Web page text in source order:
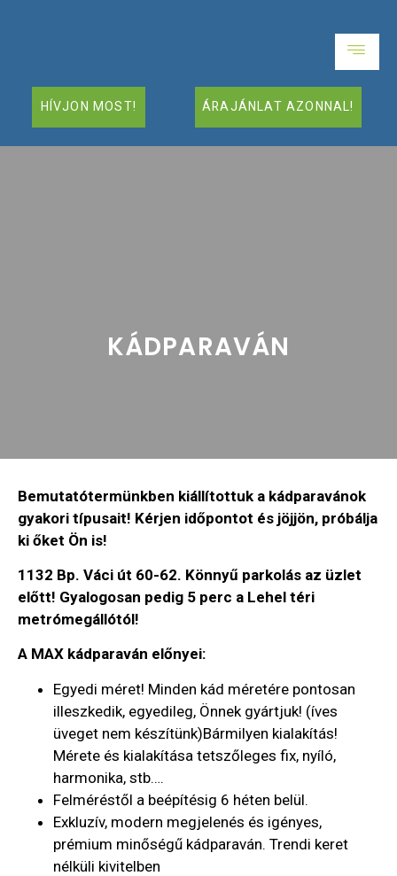
HÍVJON MOST! ÁRAJÁNLAT AZONNAL!
KÁDPARAVÁN
Bemutatótermünkben kiállítottuk a kádparavánok
gyakori típusait! Kérjen időpontot és jöjjön, próbálja
ki őket Ön is!
1132 Bp. Váci út 60-62. Könnyű parkolás az üzlet
előtt! Gyalogosan pedig 5 perc a Lehel téri
metrómegállótól!
A MAX kádparaván előnyei:
Egyedi méret! Minden kád méretére pontosan
illeszkedik, egyedileg, Önnek gyártjuk! (íves
üveget nem készítünk)Bármilyen kialakítás!
Mérete és kialakítása tetszőleges fix, nyíló,
harmonika, stb….
Felméréstől a beépítésig 6 héten belül.
Exkluzív, modern megjelenés és igényes,
prémium minőségű kádparaván. Trendi keret
nélküli kivitelben